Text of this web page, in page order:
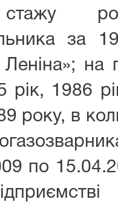
стажу
за
Леніна»; на
рік, 1986
року, в
по